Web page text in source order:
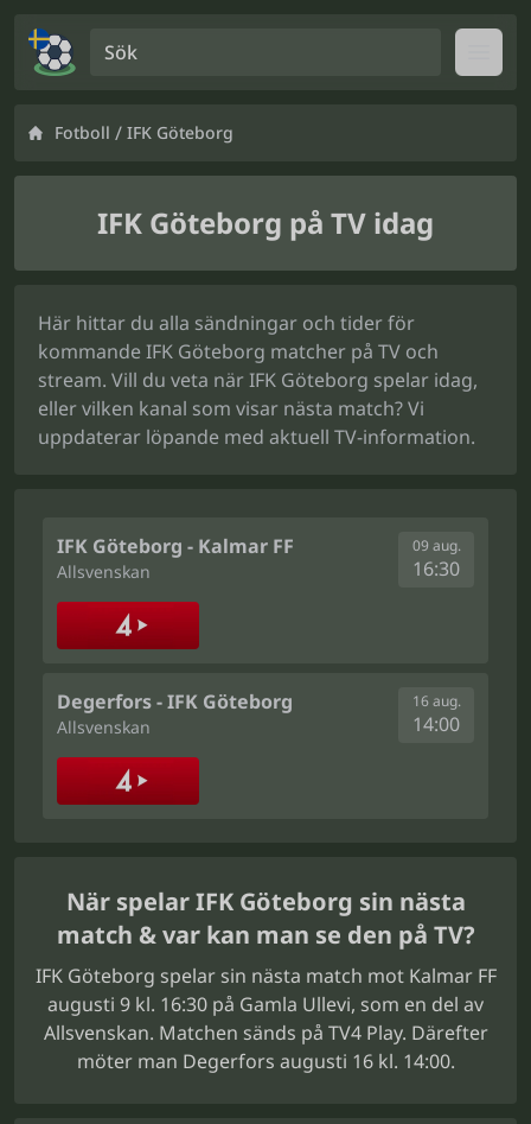
Fotboll / IFK Göteborg
IFK Göteborg på TV idag
Här hittar du alla sändningar och tider för
kommande IFK Göteborg matcher på TV och
stream. Vill du veta när IFK Göteborg spelar idag,
eller vilken kanal som visar nästa match? Vi
uppdaterar löpande med aktuell TV-information.
IFK Göteborg - Kalmar FF
Allsvenskan
09 aug.
16:30
Degerfors - IFK Göteborg
Allsvenskan
16 aug.
14:00
När spelar IFK Göteborg sin nästa
match & var kan man se den på TV?
IFK Göteborg spelar sin nästa match mot Kalmar FF
augusti 9 kl. 16:30 på Gamla Ullevi, som en del av
Allsvenskan. Matchen sänds på TV4 Play. Därefter
möter man Degerfors augusti 16 kl. 14:00.